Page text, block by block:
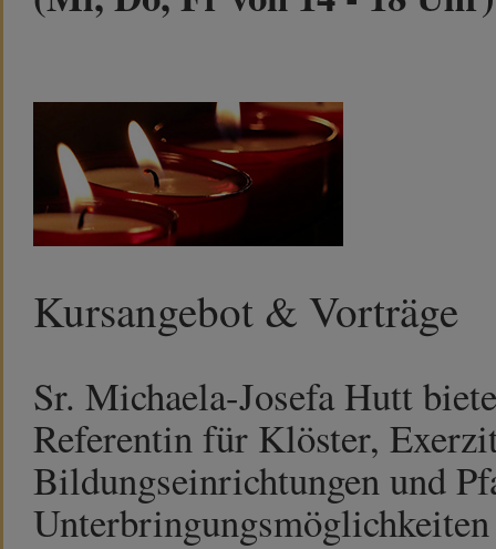
Kursangebot & Vorträge
Sr. Michaela-Josefa Hutt
Referentin für Klöster,
Bildungseinrichtungen und